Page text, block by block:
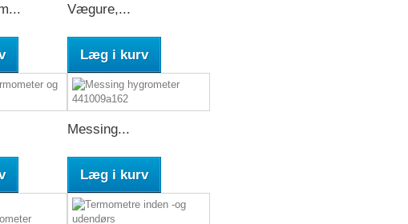
Vægure,...
Læg i kurv
Messing...
Læg i kurv